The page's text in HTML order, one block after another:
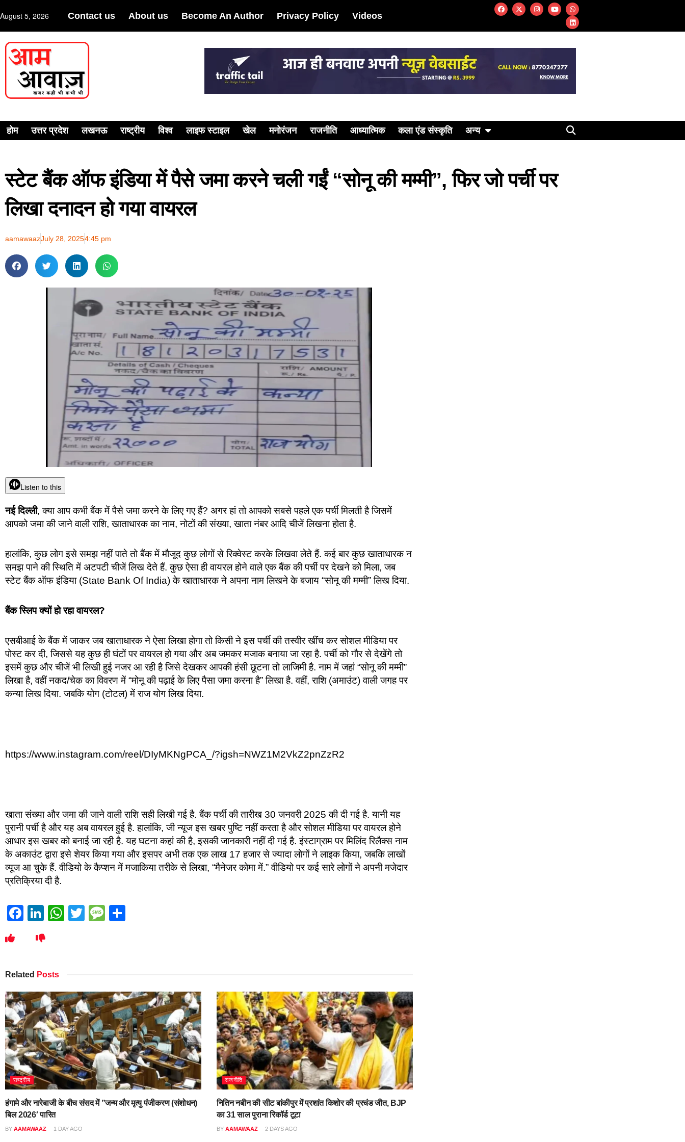
August 5, 2026 Contact us About us Become An Author Privacy Policy Videos
होम उत्तर प्रदेश लखनऊ राष्ट्रीय विश्व लाइफ स्टाइल खेल मनोरंजन राजनीति आध्यात्मिक कला एंड संस्कृति अन्य
स्टेट बैंक ऑफ इंडिया में पैसे जमा करने चली गईं “सोनू की मम्मी”, फिर जो पर्ची पर
लिखा दनादन हो गया वायरल
aamawaazJuly 28, 20254:45 pm
Listen to this
नई दिल्ली, क्या आप कभी बैंक में पैसे जमा करने के लिए गए हैं? अगर हां तो आपको सबसे पहले एक पर्ची मिलती है जिसमें
आपको जमा की जाने वाली राशि, खाताधारक का नाम, नोटों की संख्या, खाता नंबर आदि चीजें लिखना होता है.
हालांकि, कुछ लोग इसे समझ नहीं पाते तो बैंक में मौजूद कुछ लोगों से रिक्वेस्ट करके लिखवा लेते हैं. कई बार कुछ खाताधारक न
समझ पाने की स्थिति में अटपटी चीजें लिख देते हैं. कुछ ऐसा ही वायरल होने वाले एक बैंक की पर्ची पर देखने को मिला, जब
स्टेट बैंक ऑफ इंडिया (State Bank Of India) के खाताधारक ने अपना नाम लिखने के बजाय “सोनू की मम्मी” लिख दिया.
बैंक स्लिप क्यों हो रहा वायरल?
एसबीआई के बैंक में जाकर जब खाताधारक ने ऐसा लिखा होगा तो किसी ने इस पर्ची की तस्वीर खींच कर सोशल मीडिया पर
पोस्ट कर दी, जिससे यह कुछ ही घंटों पर वायरल हो गया और अब जमकर मजाक बनाया जा रहा है. पर्ची को गौर से देखेंगे तो
इसमें कुछ और चीजें भी लिखी हुई नजर आ रही है जिसे देखकर आपकी हंसी छूटना तो लाजिमी है. नाम में जहां “सोनू की मम्मी”
लिखा है, वहीं नकद/चेक का विवरण में “मोनू की पढ़ाई के लिए पैसा जमा करना है” लिखा है. वहीं, राशि (अमाउंट) वाली जगह पर
कन्या लिख दिया. जबकि योग (टोटल) में राज योग लिख दिया.
https://www.instagram.com/reel/DIyMKNgPCA_/?igsh=NWZ1M2VkZ2pnZzR2
खाता संख्या और जमा की जाने वाली राशि सही लिखी गई है. बैंक पर्ची की तारीख 30 जनवरी 2025 की दी गई है. यानी यह
पुरानी पर्ची है और यह अब वायरल हुई है. हालांकि, जी न्यूज इस खबर पुष्टि नहीं करता है और सोशल मीडिया पर वायरल होने
आधार इस खबर को बनाई जा रही है. यह घटना कहां की है, इसकी जानकारी नहीं दी गई है. इंस्टाग्राम पर मिलिंद रिलैक्स नाम
के अकाउंट द्वारा इसे शेयर किया गया और इसपर अभी तक एक लाख 17 हजार से ज्यादा लोगों ने लाइक किया, जबकि लाखों
व्यूज आ चुके हैं. वीडियो के कैप्शन में मजाकिया तरीके से लिखा, “मैनेजर कोमा में.” वीडियो पर कई सारे लोगों ने अपनी मजेदार
प्रतिक्रिया दी है.
Facebook
LinkedIn
WhatsApp
TwitterMessage
Related Posts
राष्ट्रीय
हंगामे और नारेबाजी के बीच संसद में ”जन्म और मृत्यु पंजीकरण (संशोधन)
बिल 2026′ पारित
BY AAMAWAAZ 1 DAY AGO
राजनीति
नितिन नबीन की सीट बांकीपुर में प्रशांत किशोर की प्रचंड जीत, BJP
का 31 साल पुराना रिकॉर्ड टूटा
BY AAMAWAAZ 2 DAYS AGO